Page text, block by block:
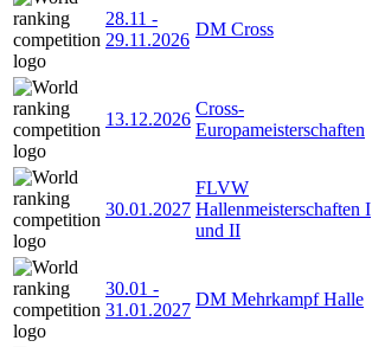
28.11 -
29.11.2026
DM Cross
13.12.2026
Cross-
Europameisterschaften
30.01.2027
FLVW
Hallenmeisterschaften I
und II
30.01 -
31.01.2027
DM Mehrkampf Halle